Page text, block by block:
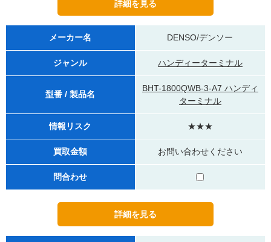
メーカー名 DENSO/デンソー
ジャンル ハンディーターミナル
型番 / 製品名
BHT-1800QWB-3-A7 ハンディ
ターミナル
情報リスク ★★★
買取金額 お問い合わせください
問合わせ